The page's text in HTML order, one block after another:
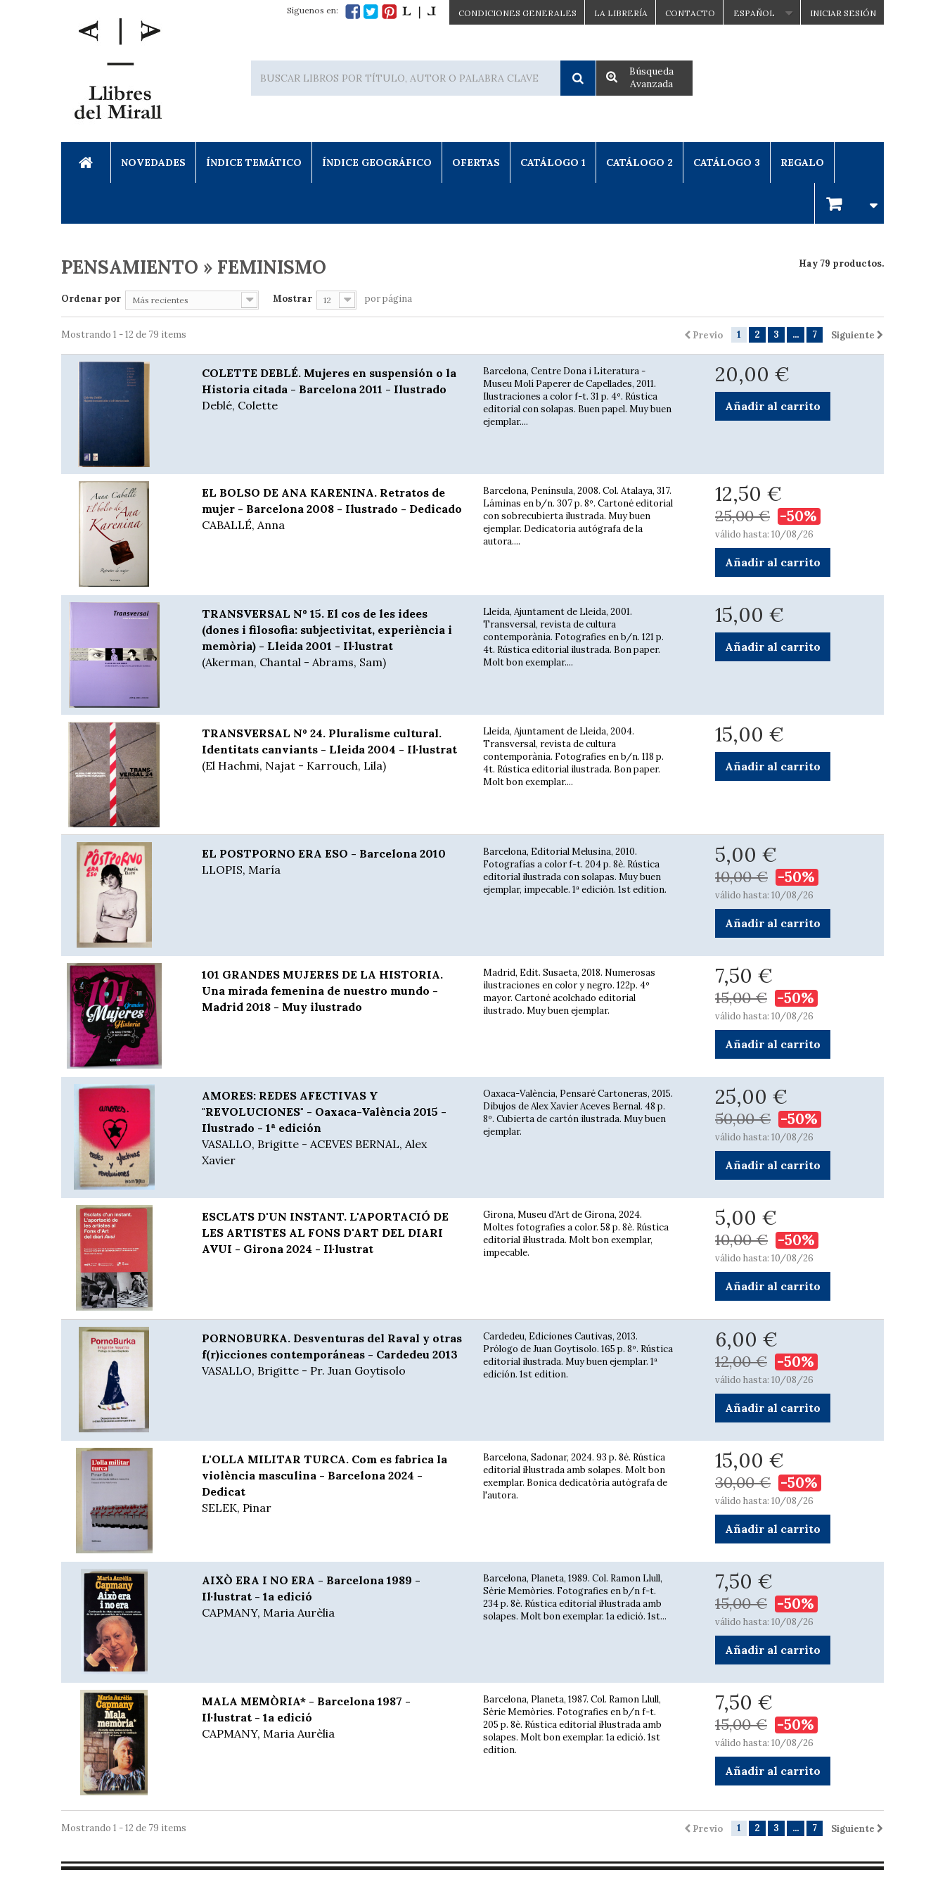
INICIAR SESIÓN
ESPAÑOL
CONTACTO
LA LIBRERÍA
CONDICIONES GENERALES
Síguenos en:
Búsqueda
Avanzada
NOVEDADES ÍNDICE TEMÁTICO ÍNDICE GEOGRÁFICO OFERTAS CATÁLOGO 1 CATÁLOGO 2 CATÁLOGO 3 REGALO
PENSAMIENTO » FEMINISMO Hay 79 productos.
Ordenar por Más recientes Mostrar 12 por página
Previo 1 2 3 ... 7 Siguiente
Mostrando 1 - 12 de 79 items
COLETTE DEBLÉ. Mujeres en suspensión o la
Historia citada - Barcelona 2011 - Ilustrado
Deblé, Colette
Barcelona, Centre Dona i Literatura -
Museu Molí Paperer de Capellades, 2011.
Ilustraciones a color f-t. 31 p. 4º. Rústica
editorial con solapas. Buen papel. Muy buen
ejemplar....
20,00 €
Añadir al carrito
EL BOLSO DE ANA KARENINA. Retratos de
mujer - Barcelona 2008 - Ilustrado - Dedicado
CABALLÉ, Anna
Barcelona, Península, 2008. Col. Atalaya, 317.
Láminas en b/n. 307 p. 8º. Cartoné editorial
con sobrecubierta ilustrada. Muy buen
ejemplar. Dedicatoria autógrafa de la
autora....
12,50 €
25,00 € -50%
válido hasta: 10/08/26
Añadir al carrito
TRANSVERSAL Nº 15. El cos de les idees
(dones i filosofia: subjectivitat, experiència i
memòria) - Lleida 2001 - Il·lustrat
(Akerman, Chantal - Abrams, Sam)
Lleida, Ajuntament de Lleida, 2001.
Transversal, revista de cultura
contemporània. Fotografies en b/n. 121 p.
4t. Rústica editorial ilustrada. Bon paper.
Molt bon exemplar....
15,00 €
Añadir al carrito
TRANSVERSAL Nº 24. Pluralisme cultural.
Identitats canviants - Lleida 2004 - Il·lustrat
(El Hachmi, Najat - Karrouch, Lila)
Lleida, Ajuntament de Lleida, 2004.
Transversal, revista de cultura
contemporània. Fotografies en b/n. 118 p.
4t. Rústica editorial ilustrada. Bon paper.
Molt bon exemplar....
15,00 €
Añadir al carrito
EL POSTPORNO ERA ESO - Barcelona 2010
LLOPIS, María
Barcelona, Editorial Melusina, 2010.
Fotografías a color f-t. 204 p. 8è. Rústica
editorial ilustrada con solapas. Muy buen
ejemplar, impecable. 1ª edición. 1st edition.
5,00 €
10,00 € -50%
válido hasta: 10/08/26
Añadir al carrito
101 GRANDES MUJERES DE LA HISTORIA.
Una mirada femenina de nuestro mundo -
Madrid 2018 - Muy ilustrado
Madrid, Edit. Susaeta, 2018. Numerosas
ilustraciones en color y negro. 122p. 4º
mayor. Cartoné acolchado editorial
ilustrado. Muy buen ejemplar.
7,50 €
15,00 € -50%
válido hasta: 10/08/26
Añadir al carrito
AMORES: REDES AFECTIVAS Y
"REVOLUCIONES" - Oaxaca-València 2015 -
Ilustrado - 1ª edición
VASALLO, Brigitte - ACEVES BERNAL, Alex
Xavier
Oaxaca-València, Pensaré Cartoneras, 2015.
Dibujos de Alex Xavier Aceves Bernal. 48 p.
8º. Cubierta de cartón ilustrada. Muy buen
ejemplar.
25,00 €
50,00 € -50%
válido hasta: 10/08/26
Añadir al carrito
ESCLATS D'UN INSTANT. L'APORTACIÓ DE
LES ARTISTES AL FONS D'ART DEL DIARI
AVUI - Girona 2024 - Il·lustrat
Girona, Museu d'Art de Girona, 2024.
Moltes fotografies a color. 58 p. 8è. Rústica
editorial il·lustrada. Molt bon exemplar,
impecable.
5,00 €
10,00 € -50%
válido hasta: 10/08/26
Añadir al carrito
PORNOBURKA. Desventuras del Raval y otras
f(r)icciones contemporáneas - Cardedeu 2013
VASALLO, Brigitte - Pr. Juan Goytisolo
Cardedeu, Ediciones Cautivas, 2013.
Prólogo de Juan Goytisolo. 165 p. 8º. Rústica
editorial ilustrada. Muy buen ejemplar. 1ª
edición. 1st edition.
6,00 €
12,00 € -50%
válido hasta: 10/08/26
Añadir al carrito
L'OLLA MILITAR TURCA. Com es fabrica la
violència masculina - Barcelona 2024 -
Dedicat
SELEK, Pinar
Barcelona, Sadonar, 2024. 93 p. 8è. Rústica
editorial il·lustrada amb solapes. Molt bon
exemplar. Bonica dedicatòria autògrafa de
l'autora.
15,00 €
30,00 € -50%
válido hasta: 10/08/26
Añadir al carrito
AIXÒ ERA I NO ERA - Barcelona 1989 -
Il·lustrat - 1a edició
CAPMANY, Maria Aurèlia
Barcelona, Planeta, 1989. Col. Ramon Llull,
Sèrie Memòries. Fotografies en b/n f-t.
234 p. 8è. Rústica editorial il·lustrada amb
solapes. Molt bon exemplar. 1a edició. 1st...
7,50 €
15,00 € -50%
válido hasta: 10/08/26
Añadir al carrito
MALA MEMÒRIA* - Barcelona 1987 -
Il·lustrat - 1a edició
CAPMANY, Maria Aurèlia
Barcelona, Planeta, 1987. Col. Ramon Llull,
Sèrie Memòries. Fotografies en b/n f-t.
205 p. 8è. Rústica editorial il·lustrada amb
solapes. Molt bon exemplar. 1a edició. 1st
edition.
7,50 €
15,00 € -50%
válido hasta: 10/08/26
Añadir al carrito
Previo 1 2 3 ... 7 Siguiente
Mostrando 1 - 12 de 79 items